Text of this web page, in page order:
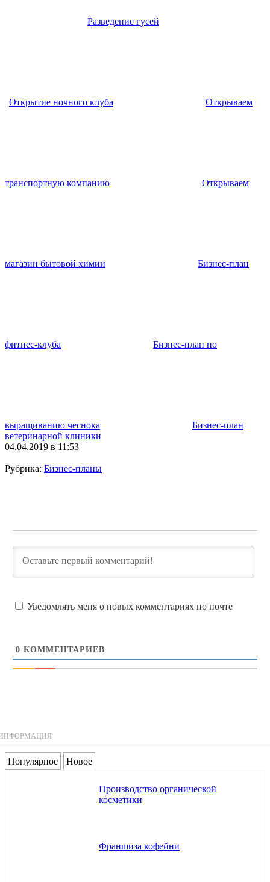
Разведение гусей
Открытие ночного клуба Открываем
транспортную компанию Открываем
магазин бытовой химии Бизнес-план
фитнес-клуба Бизнес-план по
выращиванию чеснока
Бизнес-план
ветеринарной клиники
04.04.2019 в 11:53
Рубрика: Бизнес-планы
Уведомлять меня о новых комментариях по почте
0 КОММЕНТАРИЕВ
Популярное Новое
Производство органической
косметики
Франшиза кофейни